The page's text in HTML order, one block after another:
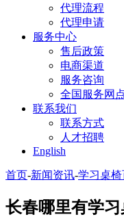
代理流程
代理申请
服务中心
售后政策
电商渠道
服务咨询
全国服务网
联系我们
联系方式
人才招聘
English
首页-新闻资讯-学习桌
长春哪里有学